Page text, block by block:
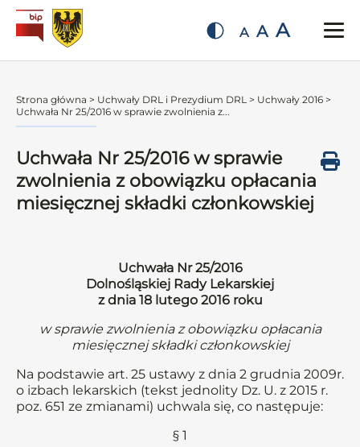
A A A
Strona główna > Uchwały DRL i Prezydium DRL > Uchwały 2016 >
Uchwała Nr 25/2016 w sprawie zwolnienia z...
Uchwała Nr 25/2016 w sprawie
zwolnienia z obowiązku opłacania
miesięcznej składki członkowskiej
Uchwała Nr 25/2016
Dolnośląskiej Rady Lekarskiej
z dnia 18 lutego 2016 roku
w sprawie zwolnienia z obowiązku opłacania
miesięcznej składki członkowskiej
Na podstawie art. 25 ustawy z dnia 2 grudnia 2009r.
o izbach lekarskich (tekst jednolity Dz. U. z 2015 r.
poz. 651 ze zmianami) uchwala się, co następuje:
§ 1